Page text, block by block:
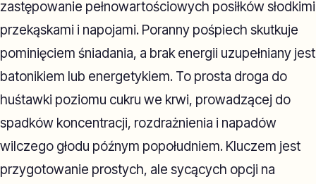
zastępowanie pełnowartościowych posiłków słodkimi
przekąskami i napojami. Poranny pośpiech skutkuje
pominięciem śniadania, a brak energii uzupełniany jest
batonikiem lub energetykiem. To prosta droga do
huśtawki poziomu cukru we krwi, prowadzącej do
spadków koncentracji, rozdrażnienia i napadów
wilczego głodu późnym popołudniem. Kluczem jest
przygotowanie prostych, ale sycących opcji na